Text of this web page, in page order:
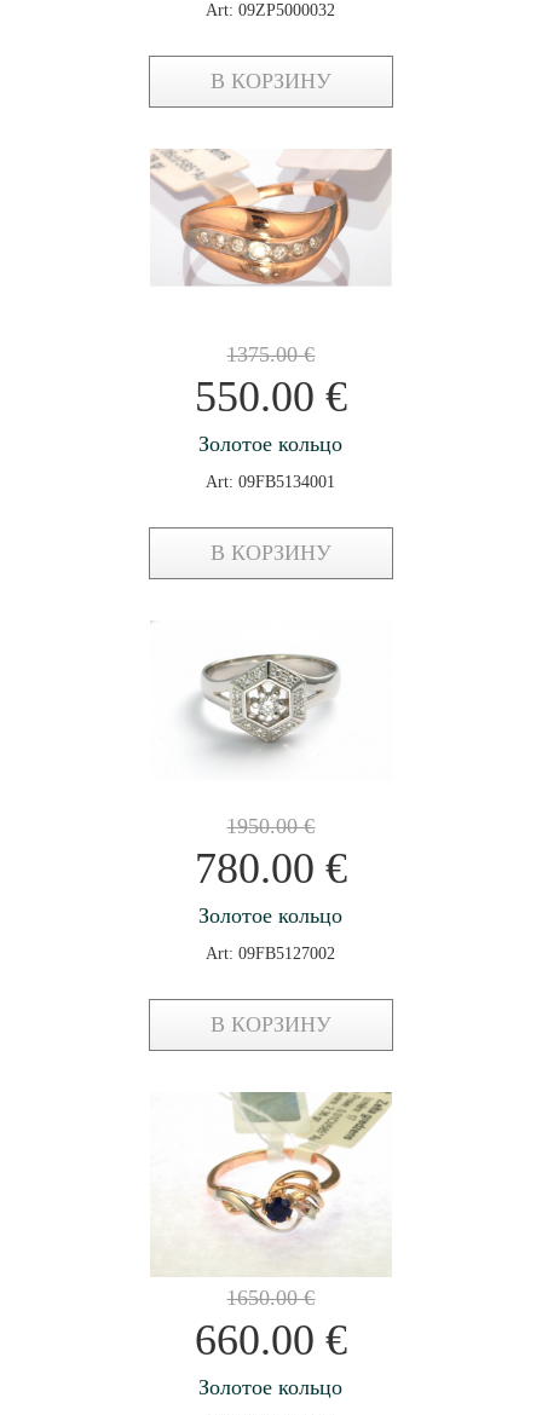
Art: 09ZP5000032
В КОРЗИНУ
1375.00€
550.00 €
Золотое кольцо
Art: 09FB5134001
В КОРЗИНУ
1950.00€
780.00 €
Золотое кольцо
Art: 09FB5127002
В КОРЗИНУ
1650.00€
660.00 €
Золотое кольцо